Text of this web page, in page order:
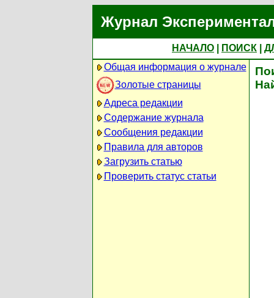
Журнал
НАЧАЛО ПОИСК
Общая информация о журнале
Золотые страницы
Адреса редакции
Содержание журнала
Сообщения редакции
Правила для авторов
Загрузить статью
Проверить статус статьи